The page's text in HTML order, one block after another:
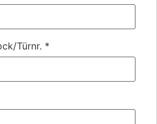
Türnr. *